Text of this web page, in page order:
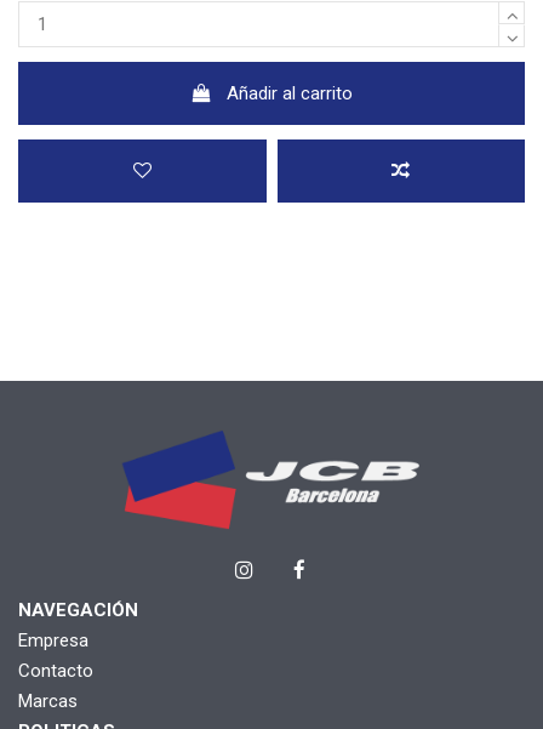
Añadir al carrito
NAVEGACIÓN
Empresa
Contacto
Marcas